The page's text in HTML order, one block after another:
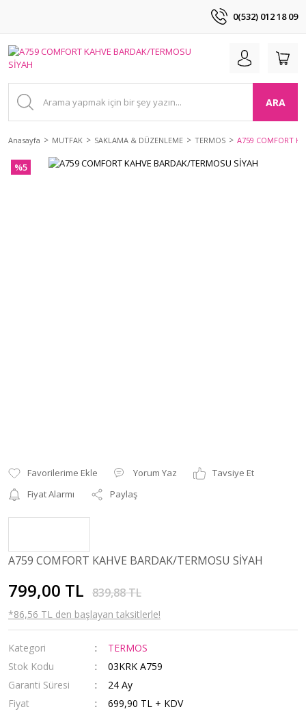
0(532) 012 18 09
ARA
Anasayfa MUTFAK SAKLAMA & DÜZENLEME TERMOS A759 COMFORT
%5
Yorum Yaz
Tavsiye Et
Fiyat Alarmı
Paylaş
A759 COMFORT KAHVE BARDAK/TERMOSU SİYAH
799,00 TL 839,88 TL
*86,56 TL den başlayan taksitlerle!
Kategori
TERMOS
Stok Kodu
03KRK A759
Garanti Süresi
24 Ay
Fiyat
699,90 TL + KDV